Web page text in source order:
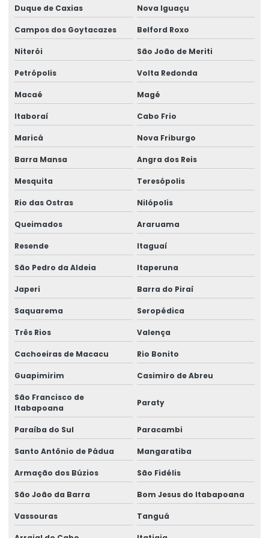
Assistência técnica para perícias de insalubridade e
periculosidade
Assistência técnica em perícias judiciais
Assistente técnico em ergonomia
Assistente técnico médico
Assistente técnico perícia médica judicial
Avaliação da capacidade laborativa
Avaliação de higiene ocupacional
Avaliações quantitativas de agentes químicos
Blitz ergonômica
Consultor de segurança no trabalho
Consultoria em análise de riscos
Consultoria e assessoria em ergonomia
Consultoria e assessoria técnica
Consultoria em assistência técnica pericial
Consultoria em ergonomia
Consultoria em gestão de riscos
Consultoria em gestão de segurança no trabalho
Consultoria em higiene ocupacional
Consultoria em ler dort
Consultoria em medicina e segurança do trabalho
Duque de Caxias Nova Iguaçu
Campos dos Goytacazes Belford Roxo
Niterói São João de Meriti
Petrópolis Volta Redonda
Macaé Magé
Itaboraí Cabo Frio
Maricá Nova Friburgo
Barra Mansa Angra dos Reis
Mesquita Teresópolis
Rio das Ostras Nilópolis
Queimados Araruama
Resende Itaguaí
São Pedro da Aldeia Itaperuna
Japeri Barra do Piraí
Saquarema Seropédica
Três Rios Valença
Cachoeiras de Macacu Rio Bonito
Guapimirim Casimiro de Abreu
São Francisco de
Itabapoana
Paraty
Paraíba do Sul Paracambi
Santo Antônio de Pádua Mangaratiba
Armação dos Búzios São Fidélis
São João da Barra Bom Jesus do Itabapoana
Vassouras Tanguá